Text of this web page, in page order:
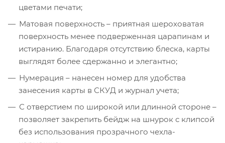
цветами печати;
Матовая поверхность – приятная шероховатая
поверхность менее подверженная царапинам и
истиранию. Благодаря отсутствию блеска, карты
выглядят более сдержанно и элегантно;
Нумерация – нанесен номер для удобства
занесения карты в СКУД и журнал учета;
С отверстием по широкой или длинной стороне –
позволяет закрепить бейдж на шнурок с клипсой
без использования прозрачного чехла-